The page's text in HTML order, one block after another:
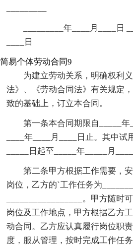
_________年____月____日
____日
简易个体劳动合同9
为建立劳动关系，明确权利
法》、《劳动合同法》有关规定
致的基础上，订立本合同。
第一条本合同期限自_____年
____年____月____日止。其中试
_____日起至_____年_____月
第二条甲方根据工作需要，
岗位，乙方的`工作任务为
_________________。甲方随时
岗位及工作地点，甲方根据乙方
动合同。乙方应认真履行岗位职
度，服从管理，按时完成工作任务